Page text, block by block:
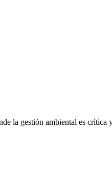
la gestión ambiental es